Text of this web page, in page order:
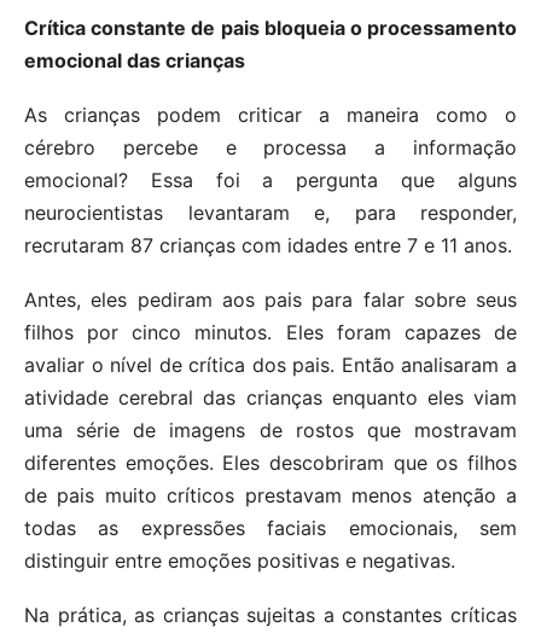
Crítica constante de pais bloqueia o processamento
emocional das crianças
As crianças podem criticar a maneira como o
cérebro percebe e processa a informação
emocional? Essa foi a pergunta que alguns
neurocientistas levantaram e, para responder,
recrutaram 87 crianças com idades entre 7 e 11 anos.
Antes, eles pediram aos pais para falar sobre seus
filhos por cinco minutos. Eles foram capazes de
avaliar o nível de crítica dos pais. Então analisaram a
atividade cerebral das crianças enquanto eles viam
uma série de imagens de rostos que mostravam
diferentes emoções. Eles descobriram que os filhos
de pais muito críticos prestavam menos atenção a
todas as expressões faciais emocionais, sem
distinguir entre emoções positivas e negativas.
Na prática, as crianças sujeitas a constantes críticas